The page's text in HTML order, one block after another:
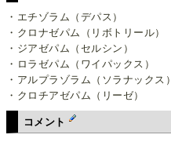
・エチゾラム（デパス）
・クロナゼパム（リボトリール）
・ジアゼパム（セルシン）
・ロラゼパム（ワイパックス）
・アルプラゾラム（ソラナックス）
・クロチアゼパム（リーゼ）
コメント